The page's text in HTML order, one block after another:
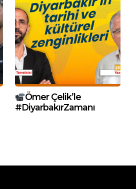
Ömer Çelik’le
#DiyarbakırZamanı